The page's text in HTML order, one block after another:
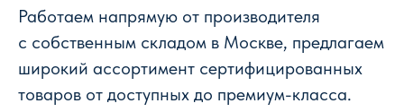
Работаем напрямую от производителя
с собственным складом в Москве, предлагаем
широкий ассортимент сертифицированных
товаров от доступных до премиум-класса.